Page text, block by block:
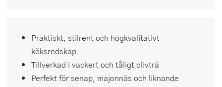
Praktiskt, stilrent och högkvalitativt
köksredskap
Tillverkad i vackert och tåligt olivträ
Perfekt för senap, majonnäs och liknande